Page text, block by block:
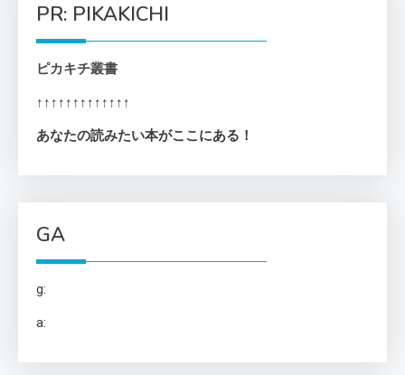
PR: PIKAKICHI
ピカキチ叢書
↑↑↑↑↑↑↑↑↑↑↑↑↑
あなたの読みたい本がここにある！
GA
g:
a: